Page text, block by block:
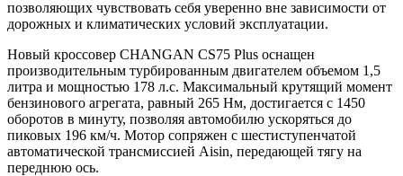
позволяющих чувствовать себя уверенно вне зависимости от
дорожных и климатических условий эксплуатации.
Новый кроссовер CHANGAN CS75 Plus оснащен
производительным турбированным двигателем объемом 1,5
литра и мощностью 178 л.с. Максимальный крутящий момент
бензинового агрегата, равный 265 Нм, достигается с 1450
оборотов в минуту, позволяя автомобилю ускоряться до
пиковых 196 км/ч. Мотор сопряжен с шестиступенчатой
автоматической трансмиссией Aisin, передающей тягу на
переднюю ось.